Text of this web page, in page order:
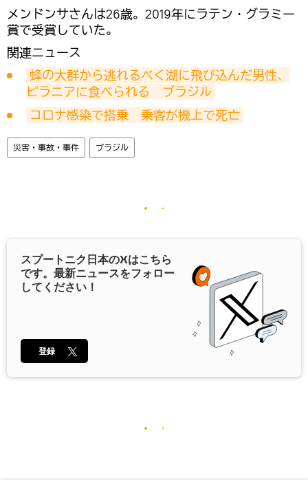
メンドンサさんは26歳。2019年にラテン・グラミー
賞で受賞していた。
関連ニュース
蜂の大群から逃れるべく湖に飛び込んだ男性、
ピラニアに食べられる　ブラジル
コロナ感染で搭乗　乗客が機上で死亡
災害・事故・事件 ブラジル
スプートニク日本のXはこちら
です。最新ニュースをフォロー
してください！
登録